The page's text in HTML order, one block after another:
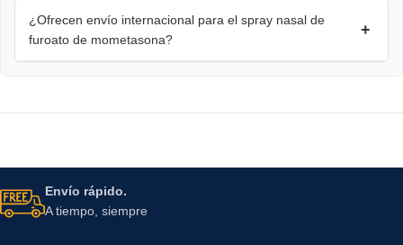
¿Ofrecen envío internacional para el spray nasal de
furoato de mometasona?
+
Envío rápido.
A tiempo, siempre